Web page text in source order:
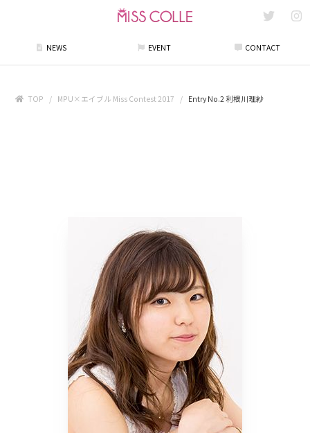
NEWS EVENT CONTACT
TOP MPU×エイブル Miss Contest 2017 Entry No.2 利根川理紗